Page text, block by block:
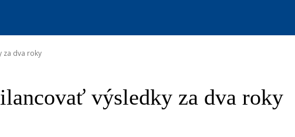
za dva roky
výsledky za dva roky